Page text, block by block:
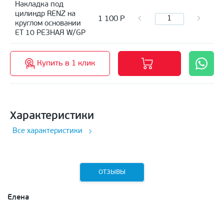
Накладка под
цилиндр RENZ на
круглом основании
ET 10 РЕЗНАЯ W/GP
1 100 Р
Купить в 1 клик
Характеристики
Все характеристики
ОТЗЫВЫ
Елена